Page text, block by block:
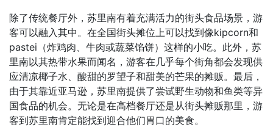
除了传统餐厅外，苏里南有着充满活力的街头食品场景，游
客可以融入其中。在全国街头摊位上可以找到像kipcorn和
pastei（炸鸡肉、牛肉或蔬菜馅饼）这样的小吃。此外，苏
里南以其热带水果而闻名，游客在几乎每个街角都会发现供
应清凉椰子水、酸甜的罗望子和甜美的芒果的摊贩。最后，
由于其靠近亚马逊，苏里南提供了尝试野生动物和鱼类等异
国食品的机会。无论是在高档餐厅还是从街头摊贩那里，游
客到苏里南肯定能找到迎合他们胃口的美食。